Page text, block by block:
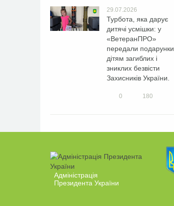
29.07.2026
Турбота, яка дарує
дитячі усмішки: у
«ВетеранПРО»
передали подарунки
дітям загиблих і
зниклих безвісти
Захисників України.
0 180
Адміністрація
Президента України